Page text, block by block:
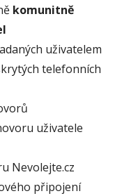
komunitně
uživatelem
telefonních
uživatele
Nevolejte.cz
připojení